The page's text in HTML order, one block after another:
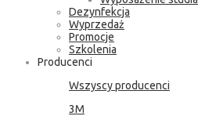
Dezynfekcja
Wyprzedaż
Promocje
Szkolenia
Producenci
Wszyscy producenci
3M